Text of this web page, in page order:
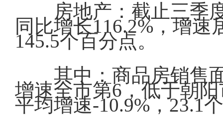
房地产：截止三季
同比增长116.2%，增
145.5个百分点。
其中：商品房销售
增速全市第6，低于朝
平均增速-10.9%，23.1